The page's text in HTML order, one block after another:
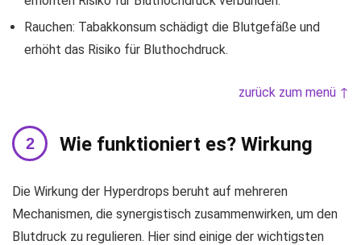
Rauchen: Tabakkonsum schädigt die Blutgefäße und
erhöht das Risiko für Bluthochdruck.
zurück zum menü ↑
Wie funktioniert es? Wirkung
Die Wirkung der Hyperdrops beruht auf mehreren
Mechanismen, die synergistisch zusammenwirken, um den
Blutdruck zu regulieren. Hier sind einige der wichtigsten